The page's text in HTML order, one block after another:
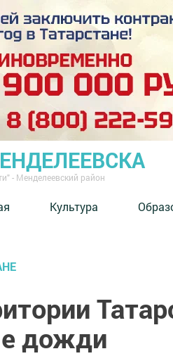
- Менделеевский район
Культура
дожди